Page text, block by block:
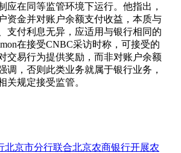
应在同等监管环境下运行。他指出，
资金并对账户余额支付收益，本质与
支付利息无异，应适用与银行相同的
在接受CNBC采访时称，可接受的
交易行为提供奖励，而非对账户余额
调，否则此类业务就属于银行业务，
关规定接受监管。
北京市分行联合北京农商银行开展农